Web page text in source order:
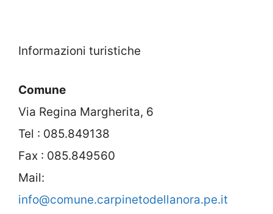
Informazioni turistiche
Comune
Via Regina Margherita, 6
Tel : 085.849138
Fax : 085.849560
Mail:
info@comune.carpinetodellanora.pe.it